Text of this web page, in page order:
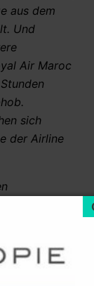
aus dem
Und
Air Maroc
sich
der Airline
brutale